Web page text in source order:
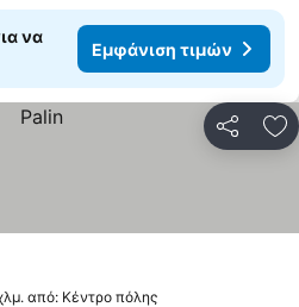
να
Εμφάνιση τιμών
από: Κέντρο πόλης